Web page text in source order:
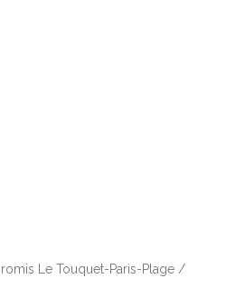
Le Touquet-Paris-Plage /